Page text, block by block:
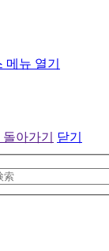
메뉴 열기
아가기
닫기